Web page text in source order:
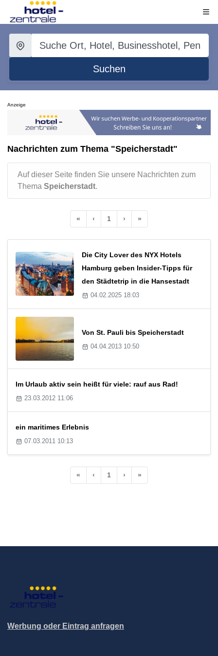
Suchen
Anzeige
Nachrichten zum Thema "Speicherstadt"
Auf dieser Seite finden Sie unsere Nachrichten zum
Thema Speicherstadt.
« ‹ 1 › »
Die City Lover des NYX Hotels
Hamburg geben Insider-Tipps für
den Städtetrip in die Hansestadt
04.02.2025 18:03
Von St. Pauli bis Speicherstadt
04.04.2013 10:50
Im Urlaub aktiv sein heißt für viele: rauf aus Rad!
23.03.2012 11:06
ein maritimes Erlebnis
07.03.2011 10:13
« ‹ 1 › »
Werbung oder Eintrag anfragen